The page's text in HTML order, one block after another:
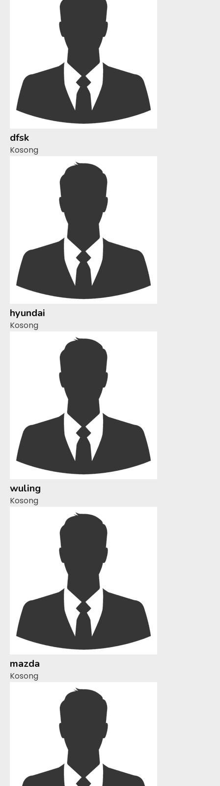
dfsk
Kosong
hyundai
Kosong
wuling
Kosong
mazda
Kosong